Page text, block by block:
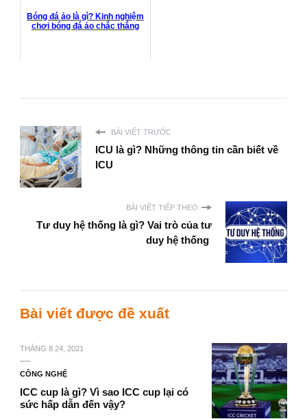
Bóng đá ảo là gì? Kinh nghiệm
chơi bóng đá ảo chắc thắng
BÀI VIẾT TRƯỚC
ICU là gì? Những thông tin cần biết về
ICU
BÀI VIẾT TIẾP THEO
Tư duy hệ thống là gì? Vai trò của tư
duy hệ thống
Bài viết được đề xuất
THÁNG 8 24, 2021
CÔNG NGHỆ
ICC cup là gì? Vì sao ICC cup lại có
sức hấp dẫn đến vậy?